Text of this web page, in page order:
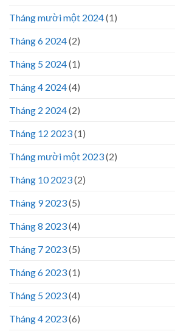
Tháng mười một 2024(1)
Tháng 6 2024(2)
Tháng 5 2024(1)
Tháng 4 2024(4)
Tháng 2 2024(2)
Tháng 12 2023(1)
Tháng mười một 2023(2)
Tháng 10 2023(2)
Tháng 9 2023(5)
Tháng 8 2023(4)
Tháng 7 2023(5)
Tháng 6 2023(1)
Tháng 5 2023(4)
Tháng 4 2023(6)